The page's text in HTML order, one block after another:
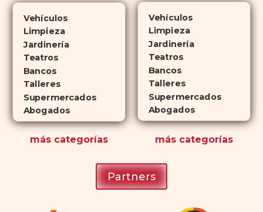
que lo convierte en una opción
atractiva para quienes no desean
planificar sus actividades
románticas con antelación.
Vehículos
Limpieza
Jardinería
Teatros
Bancos
Talleres
Supermercados
Abogados
más categorías
Vehículos
Limpieza
Jardinería
Teatros
Bancos
Talleres
Supermercados
Abogados
máscategorías
Partners